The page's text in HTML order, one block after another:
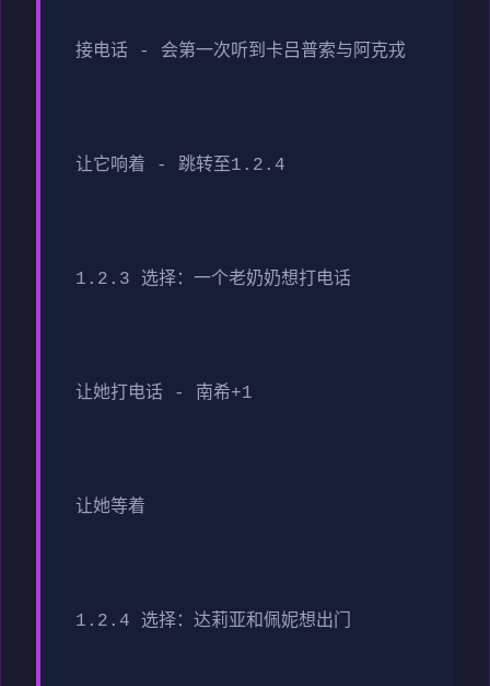
接电话 - 会第一次听到卡吕普索与阿克戎
让它响着 - 跳转至1.2.4
1.2.3 选择：一个老奶奶想打电话
让她打电话 - 南希+1
让她等着
1.2.4 选择：达莉亚和佩妮想出门